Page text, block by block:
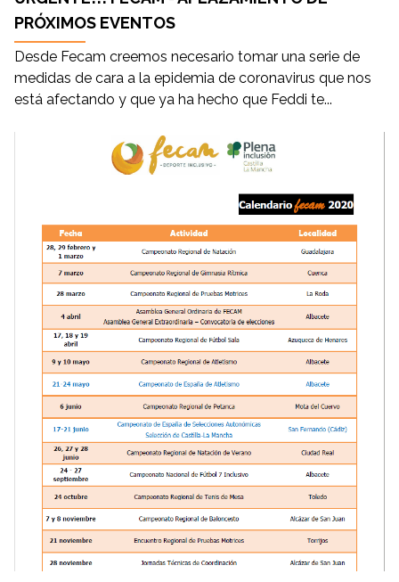
PRÓXIMOS EVENTOS
Desde Fecam creemos necesario tomar una serie de
medidas de cara a la epidemia de coronavirus que nos
está afectando y que ya ha hecho que Feddi te...